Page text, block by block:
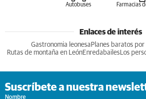
Autobuses Farmacias
Enlaces de interés
Gastronomia leonesa Planes baratos por
Rutas de montaña en LeónEnredabailesLos
Suscríbete a nuestra
Nombre